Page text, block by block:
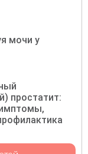
мочи у
простатит: